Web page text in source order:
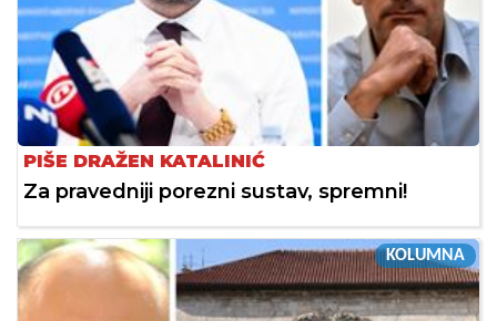
PIŠE DRAŽEN KATALINIĆ
Za pravedniji porezni sustav, spremni!
KOLUMNA